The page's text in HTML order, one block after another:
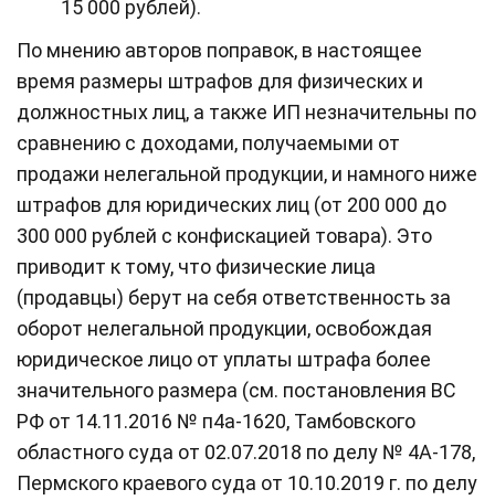
15 000 рублей).
По мнению авторов поправок, в настоящее
время размеры штрафов для физических и
должностных лиц, а также ИП незначительны по
сравнению с доходами, получаемыми от
продажи нелегальной продукции, и намного ниже
штрафов для юридических лиц (от 200 000 до
300 000 рублей с конфискацией товара). Это
приводит к тому, что физические лица
(продавцы) берут на себя ответственность за
оборот нелегальной продукции, освобождая
юридическое лицо от уплаты штрафа более
значительного размера (см. постановления ВС
РФ от 14.11.2016 № п4а-1620, Тамбовского
областного суда от 02.07.2018 по делу № 4А-178,
Пермского краевого суда от 10.10.2019 г. по делу